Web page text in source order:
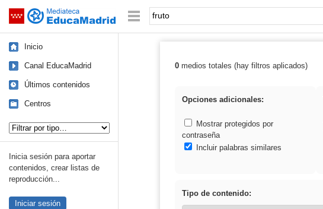
Saltar navegación Palabra o frase:
Inicio
Canal EducaMadrid
Últimos contenidos
Centros
Inicia sesión para aportar
contenidos, crear listas de
reproducción...
Iniciar sesión
Resultados de: fruto
0medios totales (hay filtros aplicados)
Opciones adicionales:
Mostrar protegidos por
contraseña
Incluir palabras similares
Tipo de contenido: